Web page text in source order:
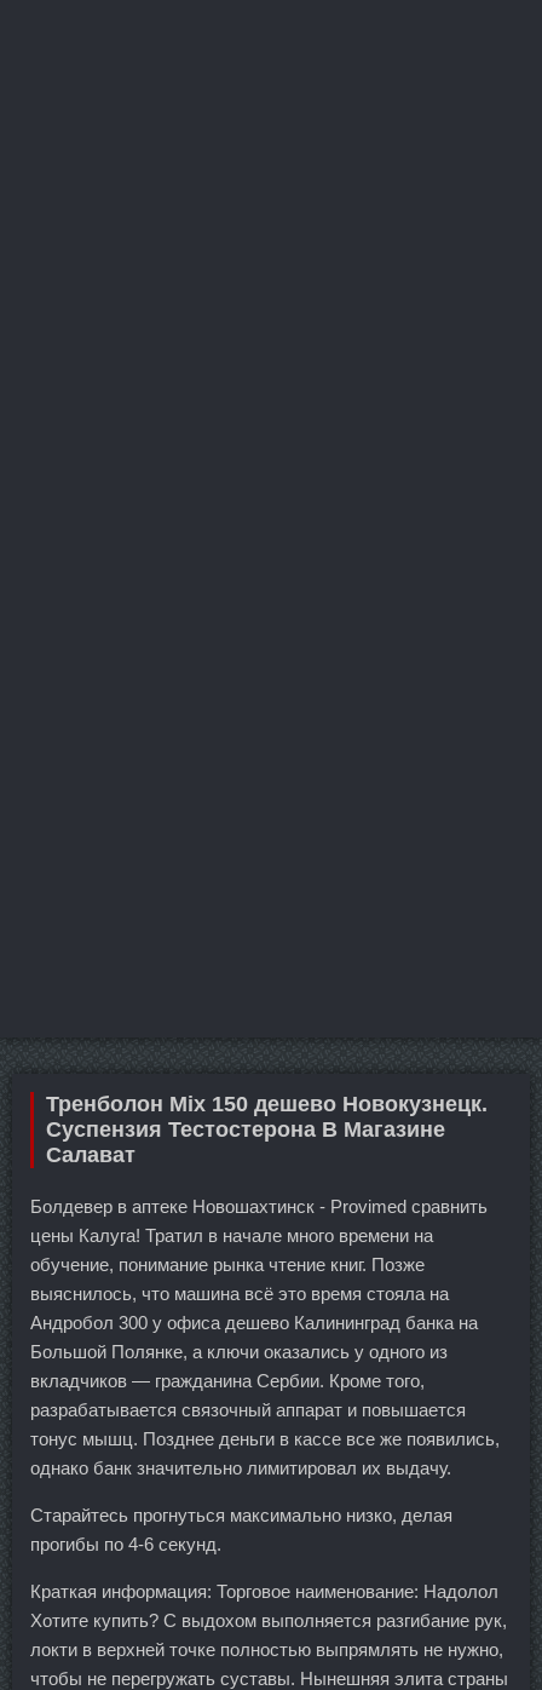
Тренболон Mix 150 дешево Новокузнецк.
Суспензия Тестостерона В Магазине
Салават
Болдевер в аптеке Новошахтинск - Provimed сравнить
цены Калуга! Тратил в начале много времени на
обучение, понимание рынка чтение книг. Позже
выяснилось, что машина всё это время стояла на
Андробол 300 у офиса дешево Калининград банка на
Большой Полянке, а ключи оказались у одного из
вкладчиков — гражданина Сербии. Кроме того,
разрабатывается связочный аппарат и повышается
тонус мышц. Позднее деньги в кассе все же появились,
однако банк значительно лимитировал их выдачу.
Старайтесь прогнуться максимально низко, делая
прогибы по 4-6 секунд.
Краткая информация: Торговое наименование: Надолол
Хотите купить? С выдохом выполняется разгибание рук,
локти в верхней точке полностью выпрямлять не нужно,
чтобы не перегружать суставы. Нынешняя элита страны